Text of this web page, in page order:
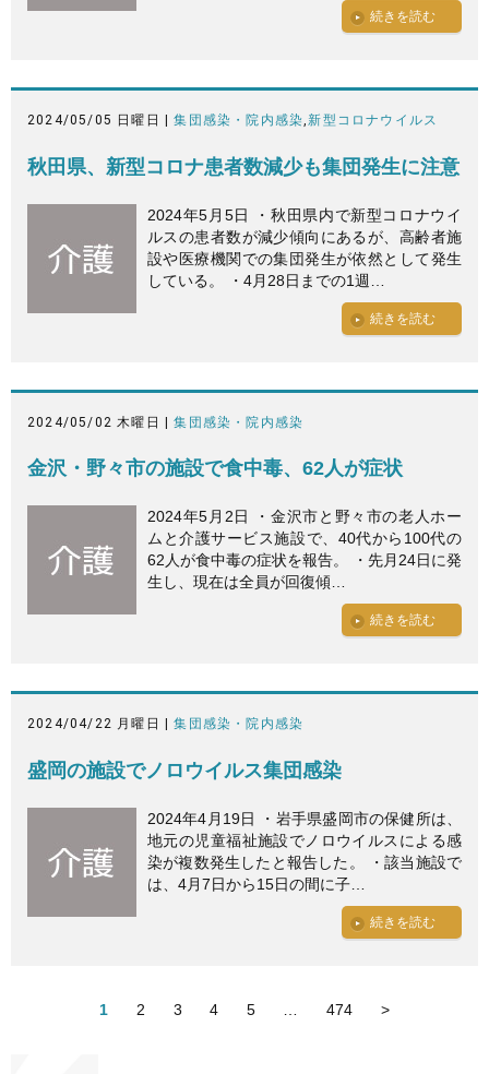
続きを読む
2024/05/05 日曜日 |集団感染・院内感染 ,新型コロナウイルス
秋田県、新型コロナ患者数減少も集団発生に注意
2024年5月5日 ・秋田県内で新型コロナウイ
ルスの患者数が減少傾向にあるが、高齢者施
設や医療機関での集団発生が依然として発生
している。 ・4月28日までの1週…
続きを読む
2024/05/02 木曜日 |集団感染・院内感染
金沢・野々市の施設で食中毒、62人が症状
2024年5月2日 ・金沢市と野々市の老人ホー
ムと介護サービス施設で、40代から100代の
62人が食中毒の症状を報告。 ・先月24日に発
生し、現在は全員が回復傾…
続きを読む
2024/04/22 月曜日 |集団感染・院内感染
盛岡の施設でノロウイルス集団感染
2024年4月19日 ・岩手県盛岡市の保健所は、
地元の児童福祉施設でノロウイルスによる感
染が複数発生したと報告した。 ・該当施設で
は、4月7日から15日の間に子…
続きを読む
1 2 3 4 5 474 >